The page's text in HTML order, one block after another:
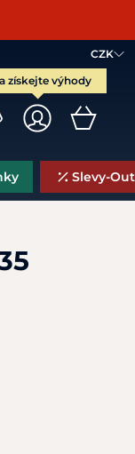
CZK
získejte výhody
Slevy-